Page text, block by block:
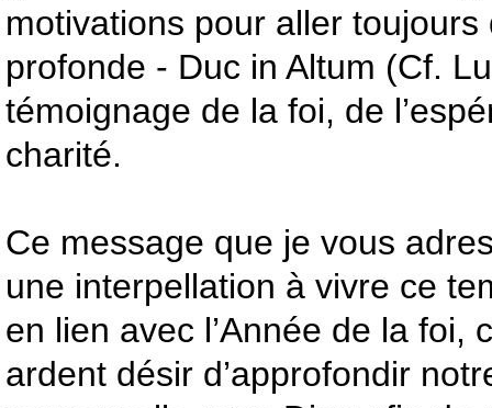
motivations pour aller toujours
profonde - Duc in Altum (Cf.
témoignage de la foi, de
charité.
Ce message que je vous
une interpellation à vivre ce
en lien avec l’Année de la foi,
ardent désir d’approfondir